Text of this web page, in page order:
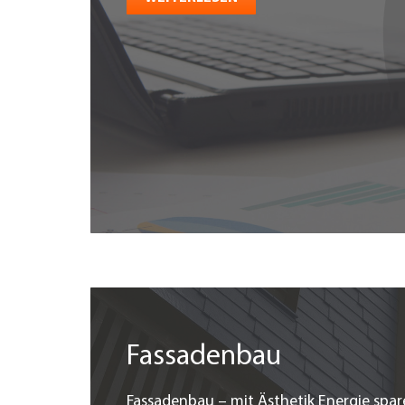
Fassadenbau
Fassadenbau – mit Ästhetik Energie